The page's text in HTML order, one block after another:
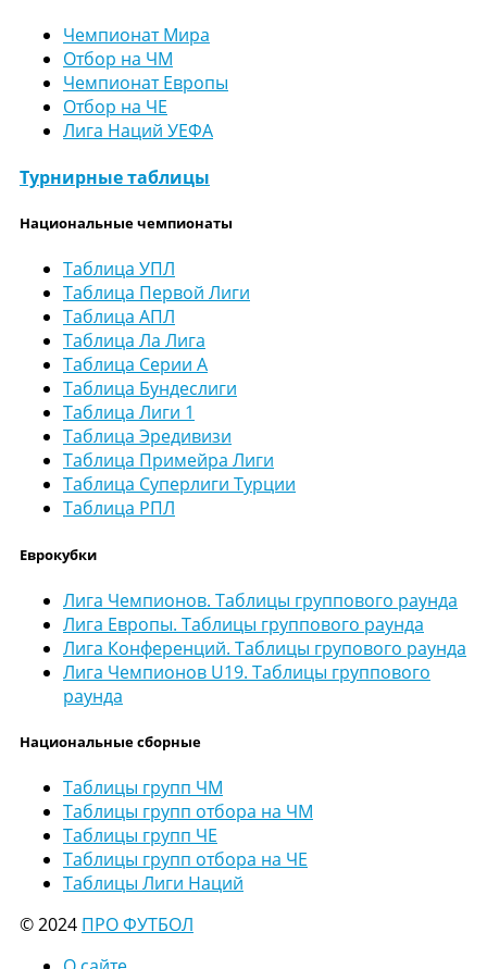
Чемпионат Мира
Отбор на ЧМ
Чемпионат Европы
Отбор на ЧЕ
Лига Наций УЕФА
Турнирные таблицы
Национальные чемпионаты
Таблица УПЛ
Таблица Первой Лиги
Таблица АПЛ
Таблица Ла Лига
Таблица Серии А
Таблица Бундеслиги
Таблица Лиги 1
Таблица Эредивизи
Таблица Примейра Лиги
Таблица Суперлиги Турции
Таблица РПЛ
Еврокубки
Лига Чемпионов. Таблицы группового раунда
Лига Европы. Таблицы группового раунда
Лига Конференций. Таблицы групового раунда
Лига Чемпионов U19. Таблицы группового
раунда
Национальные сборные
Таблицы групп ЧМ
Таблицы групп отбора на ЧМ
Таблицы групп ЧЕ
Таблицы групп отбора на ЧЕ
Таблицы Лиги Наций
© 2024 ПРО ФУТБОЛ